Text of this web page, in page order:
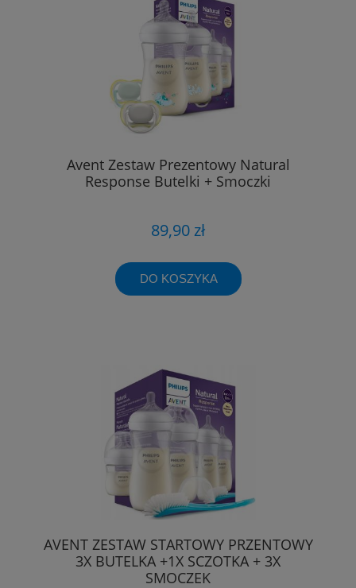
Avent Zestaw Prezentowy Natural
Response Butelki + Smoczki
89,90 zł
DO KOSZYKA
AVENT ZESTAW STARTOWY PRZENTOWY
3X BUTELKA +1X SCZOTKA + 3X
SMOCZEK